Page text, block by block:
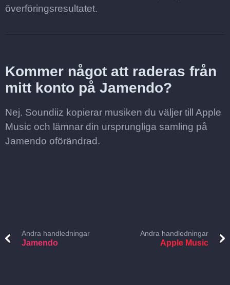
överföringsresultatet.
Kommer något att raderas från
mitt konto på Jamendo?
Nej. Soundiiz kopierar musiken du väljer till Apple
Music och lämnar din ursprungliga samling på
Jamendo oförändrad.
Andra handledningar
Jamendo
Andra handledningar
Apple Music